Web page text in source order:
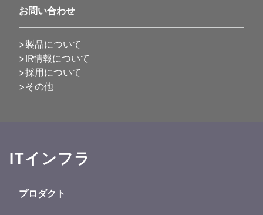
お問い合わせ
>製品について
>IR情報について
>採用について
>その他
ITインフラ
プロダクト